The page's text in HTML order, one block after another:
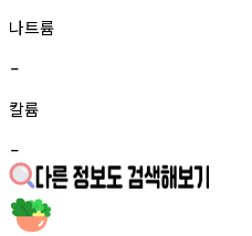
나트륨
-
칼륨
-